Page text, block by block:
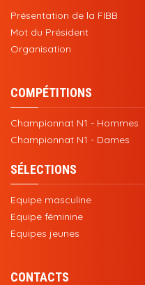
Présentation de la FIBB
Mot du Président
Organisation
COMPÉTITIONS
Championnat N1 - Hommes
Championnat N1 - Dames
SÉLECTIONS
Equipe masculine
Equipe féminine
Equipes jeunes
CONTACTS